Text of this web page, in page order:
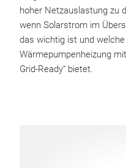
hoher Netzauslastung zu
wenn Solarstrom im
das wichtig ist und
Wärmepumpenheizung
Grid-Ready“ bietet.